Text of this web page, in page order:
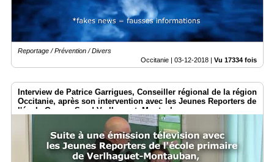
groupe
Prémium
annuaire
Accès
éditeur
Reportage / Prévention / Divers
Occitanie | 03-12-2018 Vu 17334 fois
Interview de Patrice Garrigues, Conseiller régional de la région
Occitanie, après son intervention avec les Jeunes Reporters de
l'école George Sand Verlhaguet- Montauban.